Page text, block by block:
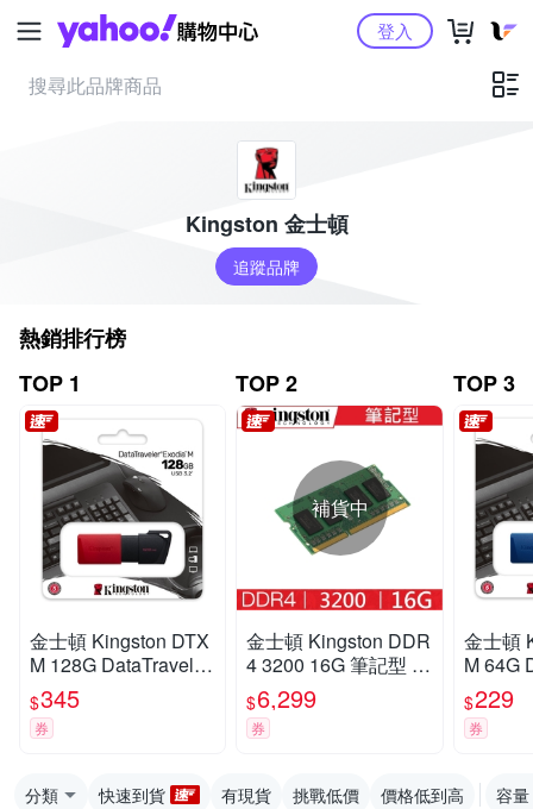
Yahoo購物中心登入
Kingston 金士頓
追蹤品牌
熱銷排行榜
TOP 1
金士頓 Kingston DTX
M 128G DataTraveler
Exodia M USB3.2 12
8GB 隨身碟 DTXM/12
8GB
$345
券
TOP 2
補貨中
金士頓 Kingston DDR
4 3200 16G 筆記型 記
憶體 KVR32S22S8/1
6
$6,299
券
TOP 3
金士頓
M 64G
GB 隨
GB
$229
券
分類 快速到貨 有現貨 挑戰低價 價格低到高 容量